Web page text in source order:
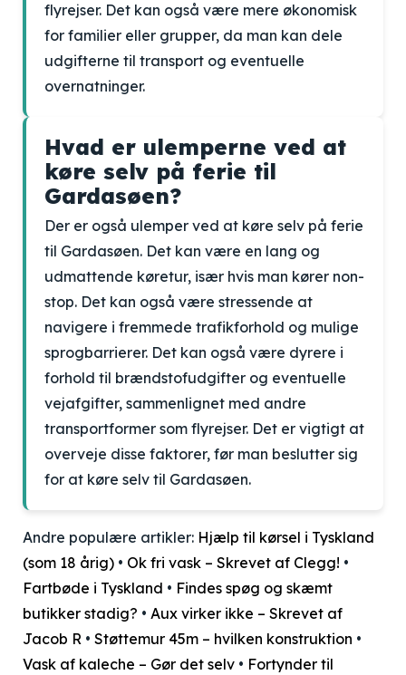
flyrejser. Det kan også være mere økonomisk
for familier eller grupper, da man kan dele
udgifterne til transport og eventuelle
overnatninger.
Hvad er ulemperne ved at
køre selv på ferie til
Gardasøen?
Der er også ulemper ved at køre selv på ferie
til Gardasøen. Det kan være en lang og
udmattende køretur, især hvis man kører non-
stop. Det kan også være stressende at
navigere i fremmede trafikforhold og mulige
sprogbarrierer. Det kan også være dyrere i
forhold til brændstofudgifter og eventuelle
vejafgifter, sammenlignet med andre
transportformer som flyrejser. Det er vigtigt at
overveje disse faktorer, før man beslutter sig
for at køre selv til Gardasøen.
Andre populære artikler: Hjælp til kørsel i Tyskland
(som 18 årig) • Ok fri vask – Skrevet af Clegg! •
Fartbøde i Tyskland • Findes spøg og skæmt
butikker stadig? • Aux virker ikke – Skrevet af
Jacob R • Støttemur 45m – hvilken konstruktion •
Vask af kaleche – Gør det selv • Fortynder til